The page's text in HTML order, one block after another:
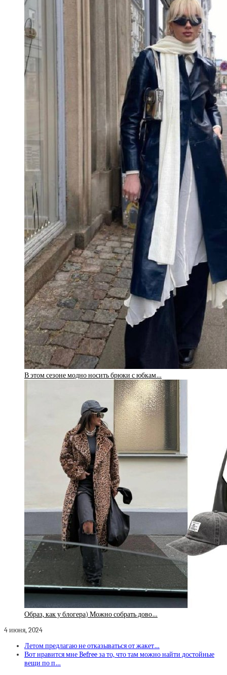
В этом сезоне модно носить брюки с юбкам…
Образ, как у блогера) Можно собрать дово…
4 июня, 2024
Летом предлагаю не отказываться от жакет…
Вот нравится мне Befree за то, что там можно найти достойные
вещи по п…